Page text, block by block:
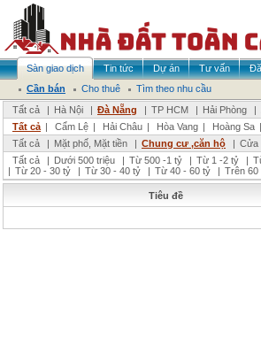
Sàn giao dịch Tin tức Dự án Tư vấn
Cần bán
Cho thuê
Tìm theo nhu cầu
Tất cả
| Hà Nội | Đà Nẵng | TP HCM | Hải Phòng |
Tất cả | Cẩm Lệ | Hải Châu | Hòa Vang | Hoàng Sa |
Tất cả
| Mặt phố, Mặt tiền | Chung cư ,căn hộ | Cửa
Tất cả
| Dưới 500 triệu | Từ 500 -1 tỷ | Từ 1 -2 tỷ |
| Từ 20 - 30 tỷ | Từ 30 - 40 tỷ | Từ 40 - 60 tỷ | Trên 60
Tiêu đề